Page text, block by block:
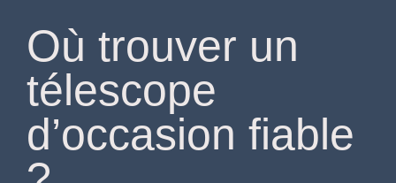
Où trouver un
télescope
d’occasion fiable